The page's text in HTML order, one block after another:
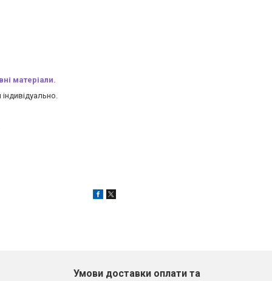
матеріали.
Умови доставки оплати та